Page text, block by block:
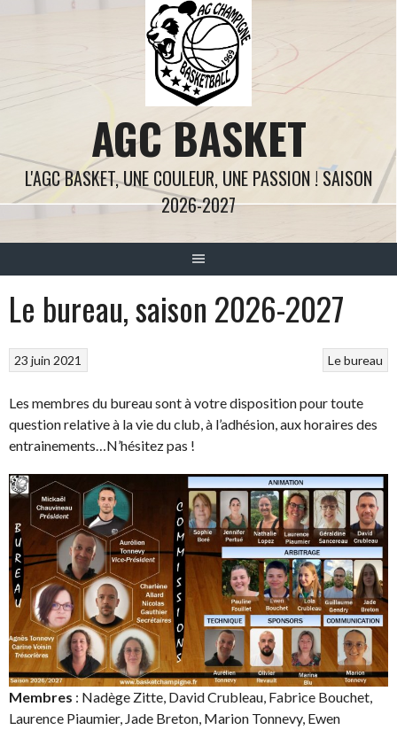
AGC BASKET
L'AGC BASKET, UNE COULEUR, UNE PASSION ! SAISON
2026-2027
Le bureau, saison 2026-2027
Le bureau
23 juin 2021
Les membres du bureau sont à votre disposition pour toute
question relative à la vie du club, à l’adhésion, aux horaires des
entrainements…N’hésitez pas !
Membres : Nadège Zitte, David Crubleau, Fabrice Bouchet,
Laurence Piaumier, Jade Breton, Marion Tonnevy, Ewen